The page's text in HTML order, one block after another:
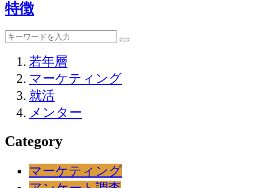
特徴
若年層
マーケティング
就活
メンター
Category
マーケティング